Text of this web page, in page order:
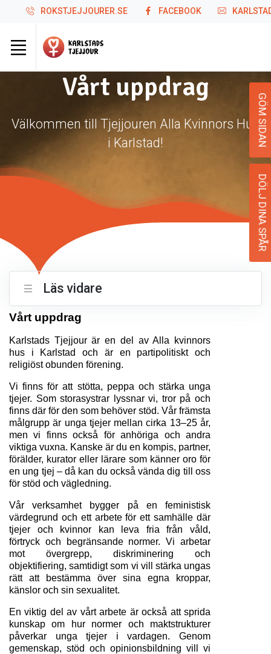
ROKSTJEJJOURER.SE FACEBOOK
Vårt uppdrag
Välkommen till Tjejjouren Alla Kvinnors Hus
i Karlstad!
Läs vidare
Vårt uppdrag
Karlstads Tjejjour är en del av Alla kvinnors
hus i Karlstad och är en partipolitiskt och
religiöst obunden förening.
Vi finns för att stötta, peppa och stärka unga
tjejer. Som storasystrar lyssnar vi, tror på och
finns där för den som behöver stöd. Vår främsta
målgrupp är unga tjejer mellan cirka 13–25 år,
men vi finns också för anhöriga och andra
viktiga vuxna. Kanske är du en kompis, partner,
förälder, kurator eller lärare som känner oro för
en ung tjej – då kan du också vända dig till oss
för stöd och vägledning.
Vår verksamhet bygger på en feministisk
värdegrund och ett arbete för ett samhälle där
tjejer och kvinnor kan leva fria från våld,
förtryck och begränsande normer. Vi arbetar
mot övergrepp, diskriminering och
objektifiering, samtidigt som vi vill stärka ungas
rätt att bestämma över sina egna kroppar,
känslor och sin sexualitet.
En viktig del av vårt arbete är också att sprida
kunskap om hur normer och maktstrukturer
påverkar unga tjejer i vardagen. Genom
gemenskap, stöd och opinionsbildning vill vi
GÖM SIDAN
DÖLJ DINA SPÅR